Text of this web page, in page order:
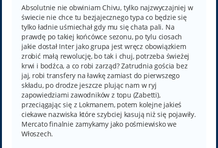
Absolutnie nie obwiniam Chivu, tylko najzwyczajniej w
świecie nie chce tu bezjajecznego typa co będzie się
tylko ładnie uśmiechał gdy mu się chata pali. Na
prawdę po takiej końcówce sezonu, po tylu ciosach
jakie dostał Inter jako grupa jest wręcz obowiązkiem
zrobić małą rewolucję, bo tak i chuj, potrzeba świeżej
krwi i bodźca, a co robi zarząd? Zatrudnia gościa bez
jaj, robi transfery na ławkę zamiast do pierwszego
składu, po drodze jeszcze plując nam w ryj
zapowiedziami zawodników z topu (Zabetti),
przeciągając się z Lokmanem, potem kolejne jakieś
ciekawe nazwiska które szybciej kasują niż się pojawiły.
Mercato finalnie zamykamy jako pośmiewisko we
Włoszech.